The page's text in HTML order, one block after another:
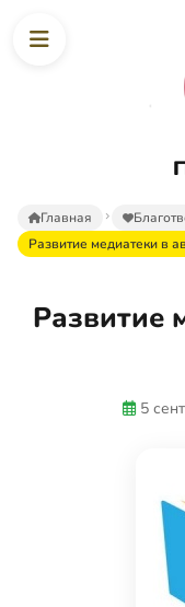
Главная
Развитие медиатеки в
Развитие
5